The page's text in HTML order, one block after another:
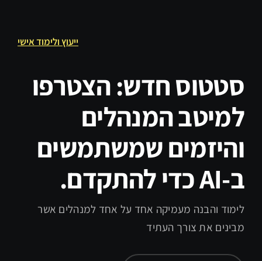
ייעוץ ולימוד אישי
סטטוס חדש: הצטרפו
למיטב המנהלים
והיזמים שמשתמשים
ב-AI כדי להתקדם.
לימוד והבנה מעמיקה אחד על אחד למנהלים אשר
מבינים את צורך העתיד